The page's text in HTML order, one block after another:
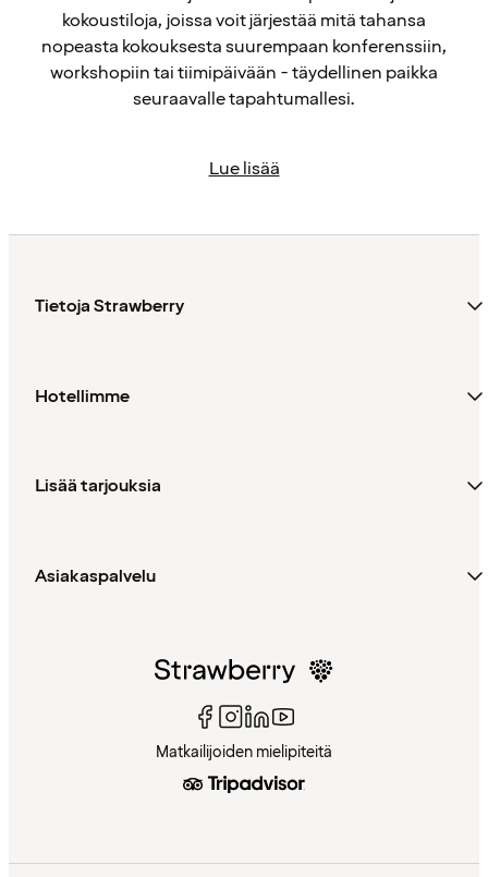
kokoustiloja, joissa voit järjestää mitä tahansa
nopeasta kokouksesta suurempaan konferenssiin,
workshopiin tai tiimipäivään - täydellinen paikka
seuraavalle tapahtumallesi.
Lue lisää
Tietoja Strawberry
Hotellimme
Lisää tarjouksia
Asiakaspalvelu
Matkailijoiden mielipiteitä